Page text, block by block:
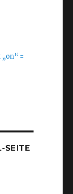
„on“ =
SEITE